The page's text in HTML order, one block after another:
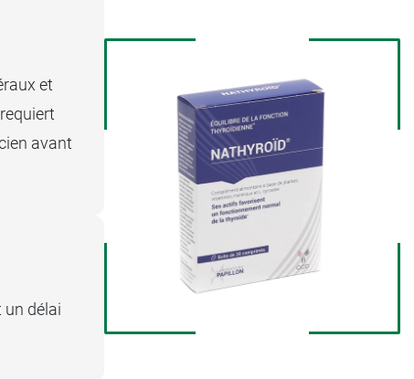
et
avant
un délai